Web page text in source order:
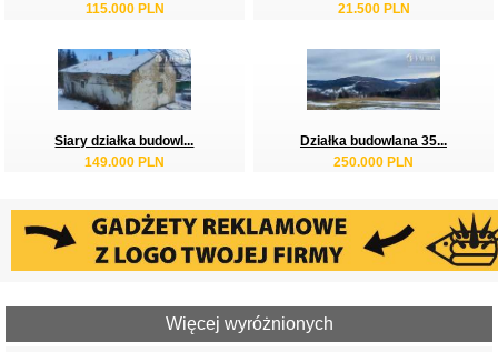
115.000 PLN
21.500 PLN
Siary działka budowl...
149.000 PLN
Działka budowlana 35...
250.000 PLN
Więcej wyróżnionych